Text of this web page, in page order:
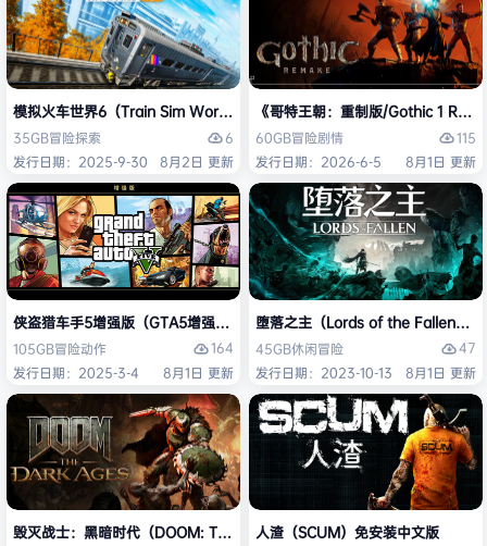
模拟火车世界6（Train Sim World 6）免安装中文版
35GB冒险探索
6
发行日期：2025-9-30
8月2日 更新
《哥特王朝：重制版/Gothic 1
60GB冒险剧情
115
发行日期：2026-6-5
8月1日 更新
侠盗猎车手5增强版（GTA5增强版（Grand Theft Auto V Enhanced）免
105GB冒险动作
164
发行日期：2025-3-4
8月1日 更新
堕落之主（Lords of the Fallen）免
45GB休闲冒险
47
发行日期：2023-10-13
8月1日 更新
毁灭战士：黑暗时代（DOOM: The Dark Ages）免安装中文版
人渣（SCUM）免安装中文版